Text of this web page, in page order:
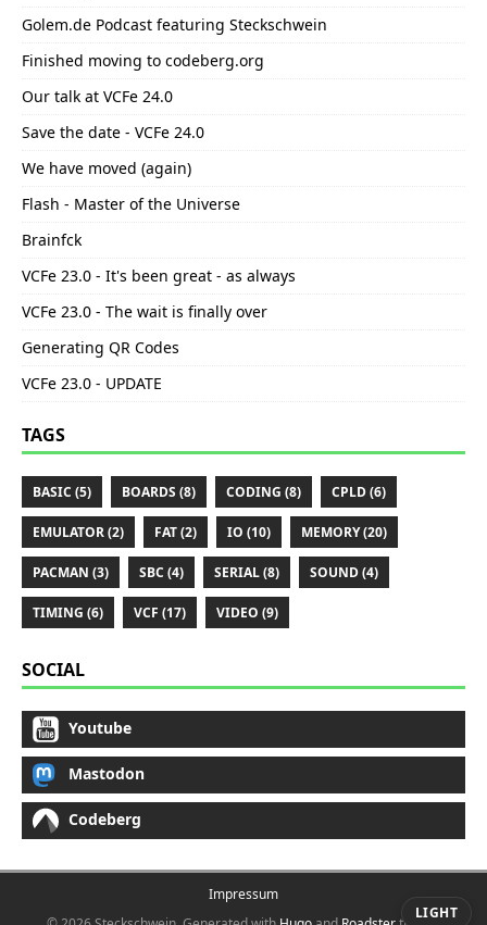
Golem.de Podcast featuring Steckschwein
Finished moving to codeberg.org
Our talk at VCFe 24.0
Save the date - VCFe 24.0
We have moved (again)
Flash - Master of the Universe
Brainfck
VCFe 23.0 - It's been great - as always
VCFe 23.0 - The wait is finally over
Generating QR Codes
VCFe 23.0 - UPDATE
TAGS
BASIC (5) BOARDS (8) CODING (8) CPLD (6)
EMULATOR (2) FAT (2) IO (10) MEMORY (20)
PACMAN (3) SBC (4) SERIAL (8) SOUND (4)
TIMING (6) VCF (17) VIDEO (9)
SOCIAL
Youtube
Mastodon
Codeberg
Impressum
LIGHT